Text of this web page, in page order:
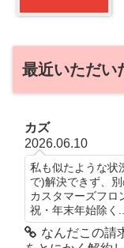
最近いただい
カズ
2026.06.10
私も似たような状
で)解決できず、
カスタマーズフロ
祝・年末年始除く
なんだこの請